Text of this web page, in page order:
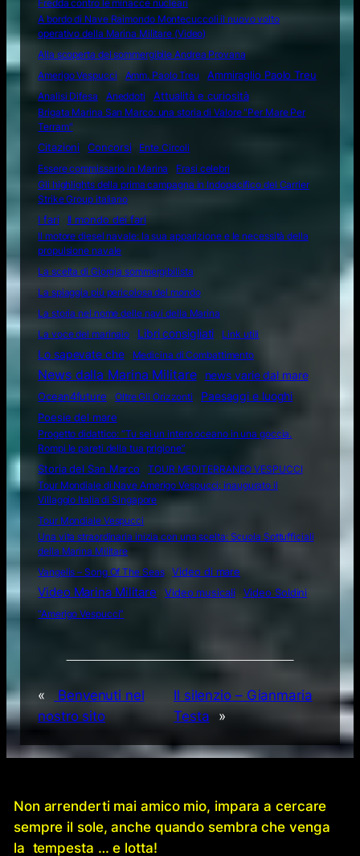
Fredda contro le minacce nucleari
A bordo di Nave Raimondo Montecuccoli il nuovo volto
operativo della Marina Militare (Video)
Alla scoperta del sommergibile Andrea Provana
Amerigo Vespucci
Amm. Paolo Treu
Ammiraglio Paolo Treu
Analisi Difesa
Aneddoti Attualità e curiosità
Brigata Marina San Marco: una storia di Valore "Per Mare Per
Terram"
Citazioni
Concorsi
Ente Circoli
Essere commissario in Marina
Frasi celebri
Gli highlights della prima campagna in Indopacifico del Carrier
Strike Group italiano
I fari
Il mondo dei fari
Il motore diesel navale: la sua apparizione e le necessità della
propulsione navale
La scelta di Giorgia sommergibilista
La spiaggia più pericolosa del mondo
La storia nel nome delle navi della Marina
La voce del marinaio
Libri consigliati Link utili
Lo sapevate che Medicina di Combattimento
News dalla Marina Militare
news varie dal mare
Ocean4future
Oltre Gli Orizzonti
Paesaggi e luoghi
Poesie del mare
Progetto didattico: “Tu sei un intero oceano in una goccia.
Rompi le pareti della tua prigione”
Storia del San Marco
TOUR MEDITERRANEO VESPUCCI
Tour Mondiale di Nave Amerigo Vespucci: inaugurato il
Villaggio Italia di Singapore
Tour Mondiale Vespucci
Una vita straordinaria inizia con una scelta: Scuola Sottufficiali
della Marina Militare
Vangelis – Song Of The Seas
Video di mare
Video Marina Militare Video musicali
Video Soldini
“Amerigo Vespucci”
«
Benvenuti nel
nostro sito
Il silenzio – Gianmaria
Testa
»
Non arrenderti mai amico mio, impara a cercare
sempre il sole, anche quando sembra che venga
la tempesta … e lotta!